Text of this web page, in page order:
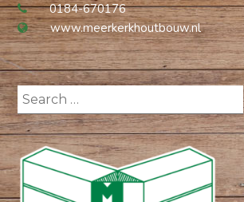
0184-670176
www.meerkerkhoutbouw.nl
Search
for: